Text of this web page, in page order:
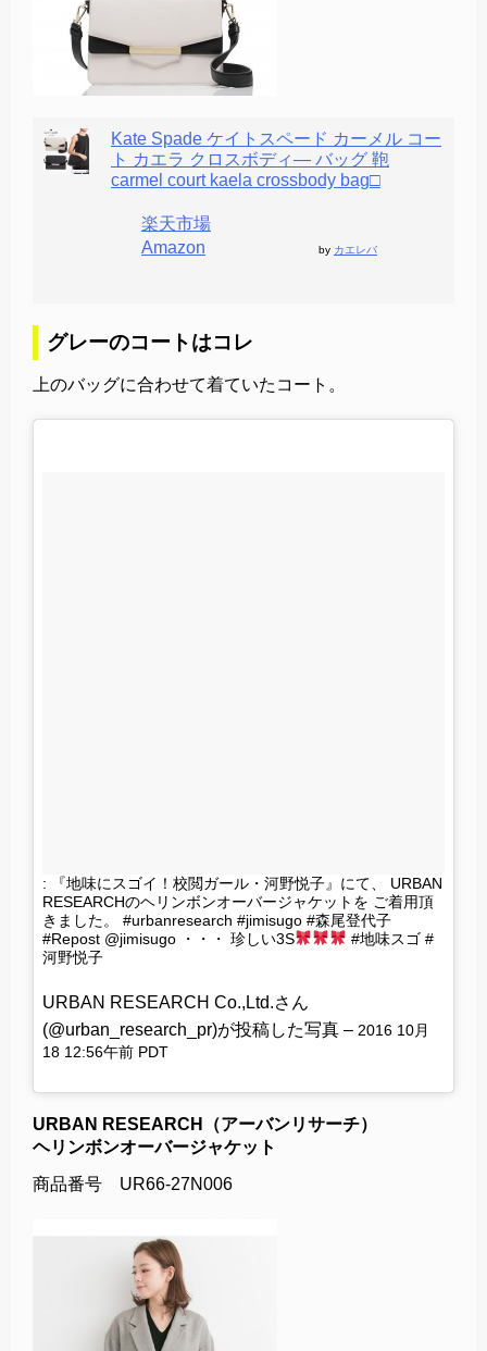
Kate Spade ケイトスペード カーメル コー
ト カエラ クロスボディ— バッグ 鞄
carmel court kaela crossbody bag□
楽天市場
Amazon
by カエレバ
グレーのコートはコレ
上のバッグに合わせて着ていたコート。
: 『地味にスゴイ！校閲ガール・河野悦子』にて、 URBAN
RESEARCHのヘリンボンオーバージャケットを ご着用頂
きました。 #urbanresearch #jimisugo #森尾登代子
#Repost @jimisugo ・・・ 珍しい3S
#地味スゴ #
河野悦子
URBAN RESEARCH Co.,Ltd.さん
(@urban_research_pr)が投稿した写真 – 2016 10月
18 12:56午前 PDT
URBAN RESEARCH（アーバンリサーチ）
ヘリンボンオーバージャケット
商品番号 UR66-27N006